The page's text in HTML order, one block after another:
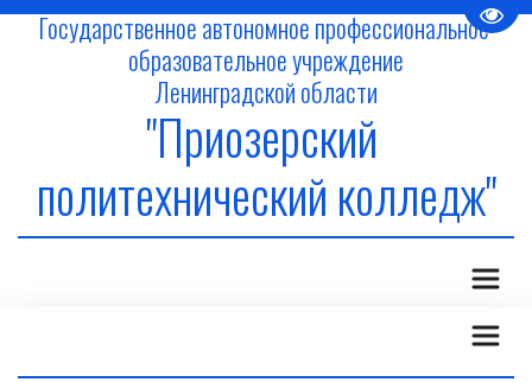
Государственное автономное профессиональное
образовательное учреждение
Ленинградской области
"Приозерский
политехнический колледж"